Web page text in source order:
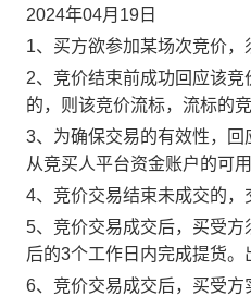
2024年04月19日
1、买方欲参加某场次竞价
2、竞价结束前成功回应该
的，则该竞价流标，流标的
3、为确保交易的有效性，
从竞买人平台资金账户的可
4、竞价交易结束未成交的
5、竞价交易成交后，买受
后的3个工作日内完成提货
6、竞价交易成交后，买受